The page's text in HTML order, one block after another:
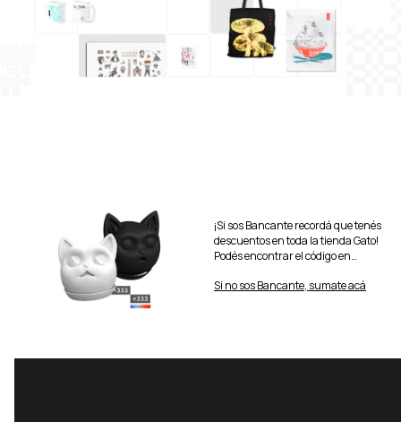
¡Si sos Bancante recordá que tenés
descuentos en toda la tienda Gato!
Podés encontrar el código en
Si no sos Bancante, sumate acá